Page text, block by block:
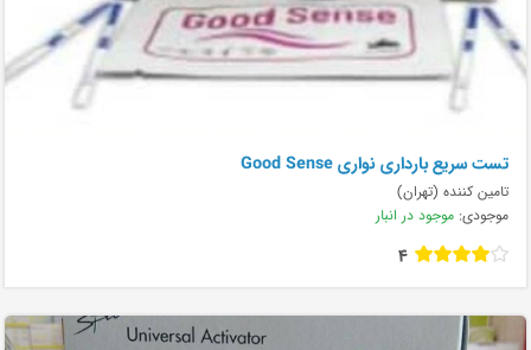
تست سریع بارداری نواری Good Sense
تامین کننده (تهران)
موجودی: موجود در انبار
4